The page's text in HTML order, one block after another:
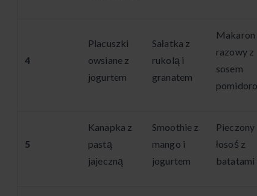
4
Placuszki
owsiane z
jogurtem
Sałatka z
rukolą i
granatem
Makaron
razowy z
sosem
5
Kanapka z
pastą
jajeczną
Smoothie z
mango i
jogurtem
Pieczony
łosoś z
batatami